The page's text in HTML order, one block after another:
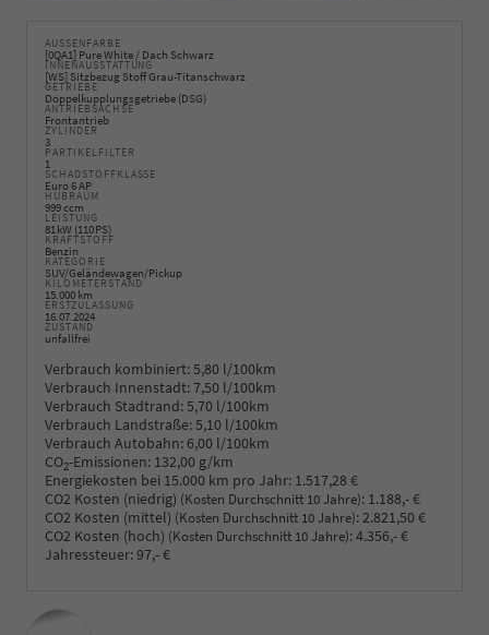
AUSSENFARBE
[0QA1] Pure White / Dach Schwarz
INNENAUSSTATTUNG
[WS] Sitzbezug Stoff Grau-Titanschwarz
GETRIEBE
Doppelkupplungsgetriebe (DSG)
ANTRIEBSACHSE
Frontantrieb
ZYLINDER
3
PARTIKELFILTER
1
SCHADSTOFFKLASSE
Euro 6 AP
HUBRAUM
999 ccm
LEISTUNG
81 kW (110 PS)
KRAFTSTOFF
Benzin
KATEGORIE
SUV/Geländewagen/Pickup
KILOMETERSTAND
15.000 km
ERSTZULASSUNG
16.07.2024
ZUSTAND
unfallfrei
Verbrauch kombiniert:5,80 l/100km
Verbrauch Innenstadt:7,50 l/100km
Verbrauch Stadtrand:5,70 l/100km
Verbrauch Landstraße:5,10 l/100km
Verbrauch Autobahn: 6,00 l/100km
CO2-Emissionen: 132,00 g/km
Energiekosten bei 15.000 km pro Jahr: 1.517,28 €
CO2 Kosten (niedrig) (Kosten Durchschnitt 10 Jahre): 1.188,- €
CO2 Kosten (mittel) (Kosten Durchschnitt 10 Jahre):2.821,50 €
CO2 Kosten (hoch) (Kosten Durchschnitt 10 Jahre):4.356,- €
Jahressteuer:97,- €